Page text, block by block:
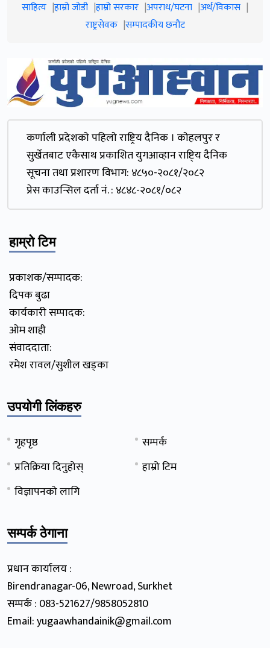
साहित्य हाम्रो जाेडी हाम्रो सरकार अपराध/घटना अर्थ/विकास
राष्ट्रसेवक सम्पादकीय छनौट
कर्णाली प्रदेशकाे पहिलाे राष्ट्रिय दैनिक । काेहलपुर र
सुर्खेतबाट एकैसाथ प्रकाशित युगआव्हान राष्टि्य दैनिक
सूचना तथा प्रशारण विभाग: ४८५०-२०८१/२०८२
प्रेस काउन्सिल दर्ता नं. : ४८४८-२०८१/०८२
हाम्रो टिम
प्रकाशक/सम्पादक:
दिपक बुढा
कार्यकारी सम्पादक:
ओम शाही
संवाददाता:
रमेश रावल/सुशील खड्का
उपयोगी लिंकहरु
गृहपृष्ठ
सम्पर्क
प्रतिक्रिया दिनुहोस्
हाम्रो टिम
विज्ञापनको लागि
सम्पर्क ठेगाना
प्रधान कार्यालय :
Birendranagar-06, Newroad, Surkhet
सम्पर्क : 083-521627/9858052810
Email: yugaawhandainik@gmail.com